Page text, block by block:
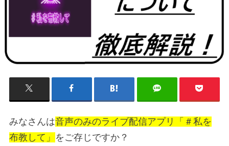
みなさんは音声のみのライブ配信アプリ「＃私を
布教して」 をご存じですか？